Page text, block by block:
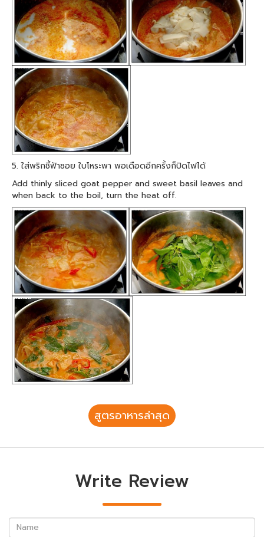
5. ใส่พริกชี้ฟ้าซอย ใบโหระพา พอเดือดอีกครั้งก็ปิดไฟได้
Add thinly sliced goat pepper and sweet basil leaves and
when back to the boil, turn the heat off.
สูตรอาหารล่าสุด
Write Review
Name